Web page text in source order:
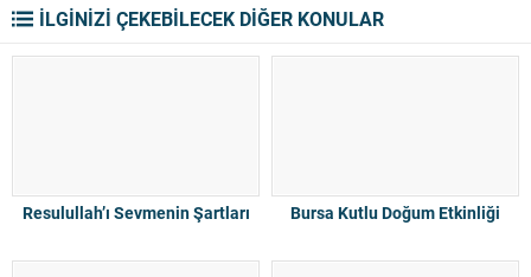
İLGİNİZİ ÇEKEBİLECEK DİĞER KONULAR
Resulullah’ı Sevmenin Şartları Bursa Kutlu Doğum Etkinliği